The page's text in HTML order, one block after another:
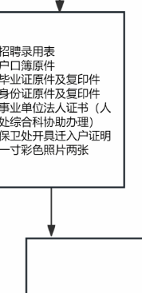
户地办证中心办理
二、教职工户籍
1.教职工户籍迁
2.如需办理户籍